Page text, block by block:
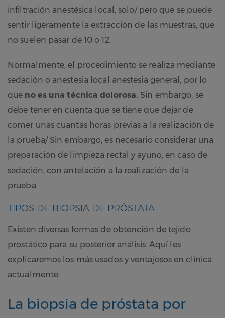
infiltración anestésica local, solo/ pero que se puede
sentir ligeramente la extracción de las muestras, que
no suelen pasar de 10 o 12.
Normalmente, el procedimiento se realiza mediante
sedación o anestesia local anestesia general, por lo
que no es una técnica dolorosa. Sin embargo, se
debe tener en cuenta que se tiene que dejar de
comer unas cuantas horas previas a la realización de
la prueba/ Sin embargo, es necesario considerar una
preparación de limpieza rectal y ayuno, en caso de
sedación, con antelación a la realización de la
prueba.
TIPOS DE BIOPSIA DE PRÓSTATA
Existen diversas formas de obtención de tejido
prostático para su posterior análisis. Aquí les
explicaremos los más usados y ventajosos en clínica
actualmente:
La biopsia de próstata por